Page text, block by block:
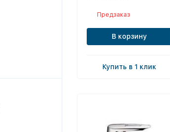
Предзаказ
В корзину
Купить в 1 клик